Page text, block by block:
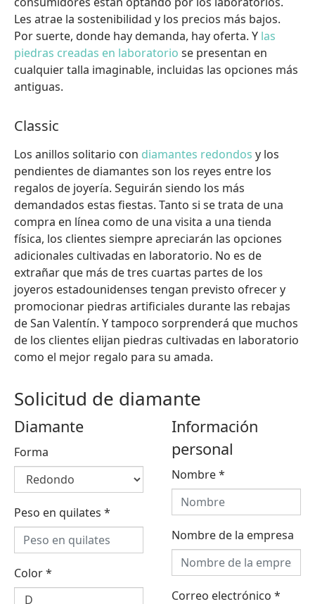
Les atrae la sostenibilidad y los precios más bajos.
Por suerte, donde hay demanda, hay oferta. Y las
piedras creadas en laboratorio se presentan en
cualquier talla imaginable, incluidas las opciones más
antiguas.
Classic
Los anillos solitario con diamantes redondos y los
pendientes de diamantes son los reyes entre los
regalos de joyería. Seguirán siendo los más
demandados estas fiestas. Tanto si se trata de una
compra en línea como de una visita a una tienda
física, los clientes siempre apreciarán las opciones
adicionales cultivadas en laboratorio. No es de
extrañar que más de tres cuartas partes de los
joyeros estadounidenses tengan previsto ofrecer y
promocionar piedras artificiales durante las rebajas
de San Valentín. Y tampoco sorprenderá que muchos
de los clientes elijan piedras cultivadas en laboratorio
como el mejor regalo para su amada.
Solicitud de diamante
Diamante
Forma
Peso en quilates *
Color*
Información
personal
Nombre*
Nombre de la empresa
Correo electrónico *